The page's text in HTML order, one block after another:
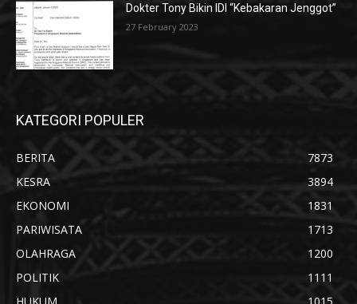
Dokter Tony Bikin IDI “Kebakaran Jenggot”
27 February 2023
KATEGORI POPULER
BERITA
7873
KESRA
3894
EKONOMI
1831
PARIWISATA
1713
OLAHRAGA
1200
POLITIK
1111